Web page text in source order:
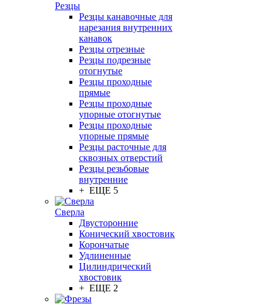
Резцы
Резцы канавочные для
нарезания внутренних
канавок
Резцы отрезные
Резцы подрезные
отогнутые
Резцы проходные
прямые
Резцы проходные
упорные отогнутые
Резцы проходные
упорные прямые
Резцы расточные для
сквозных отверстий
Резцы резьбовые
внутренние
+ ЕЩЕ 5
Сверла
Двусторонние
Конический хвостовик
Корончатые
Удлиненные
Цилиндрический
хвостовик
+ ЕЩЕ 2